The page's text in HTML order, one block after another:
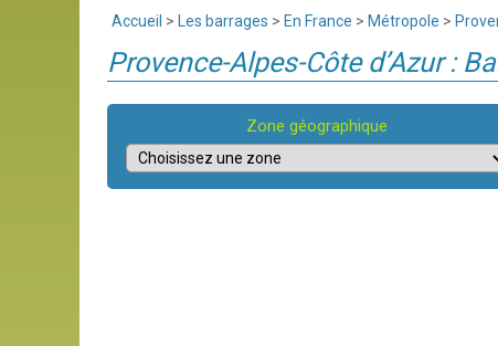
Accueil > Les barrages > En France > Métropole >
Provence-Alpes-Côte d’Azur :
Zone géographique